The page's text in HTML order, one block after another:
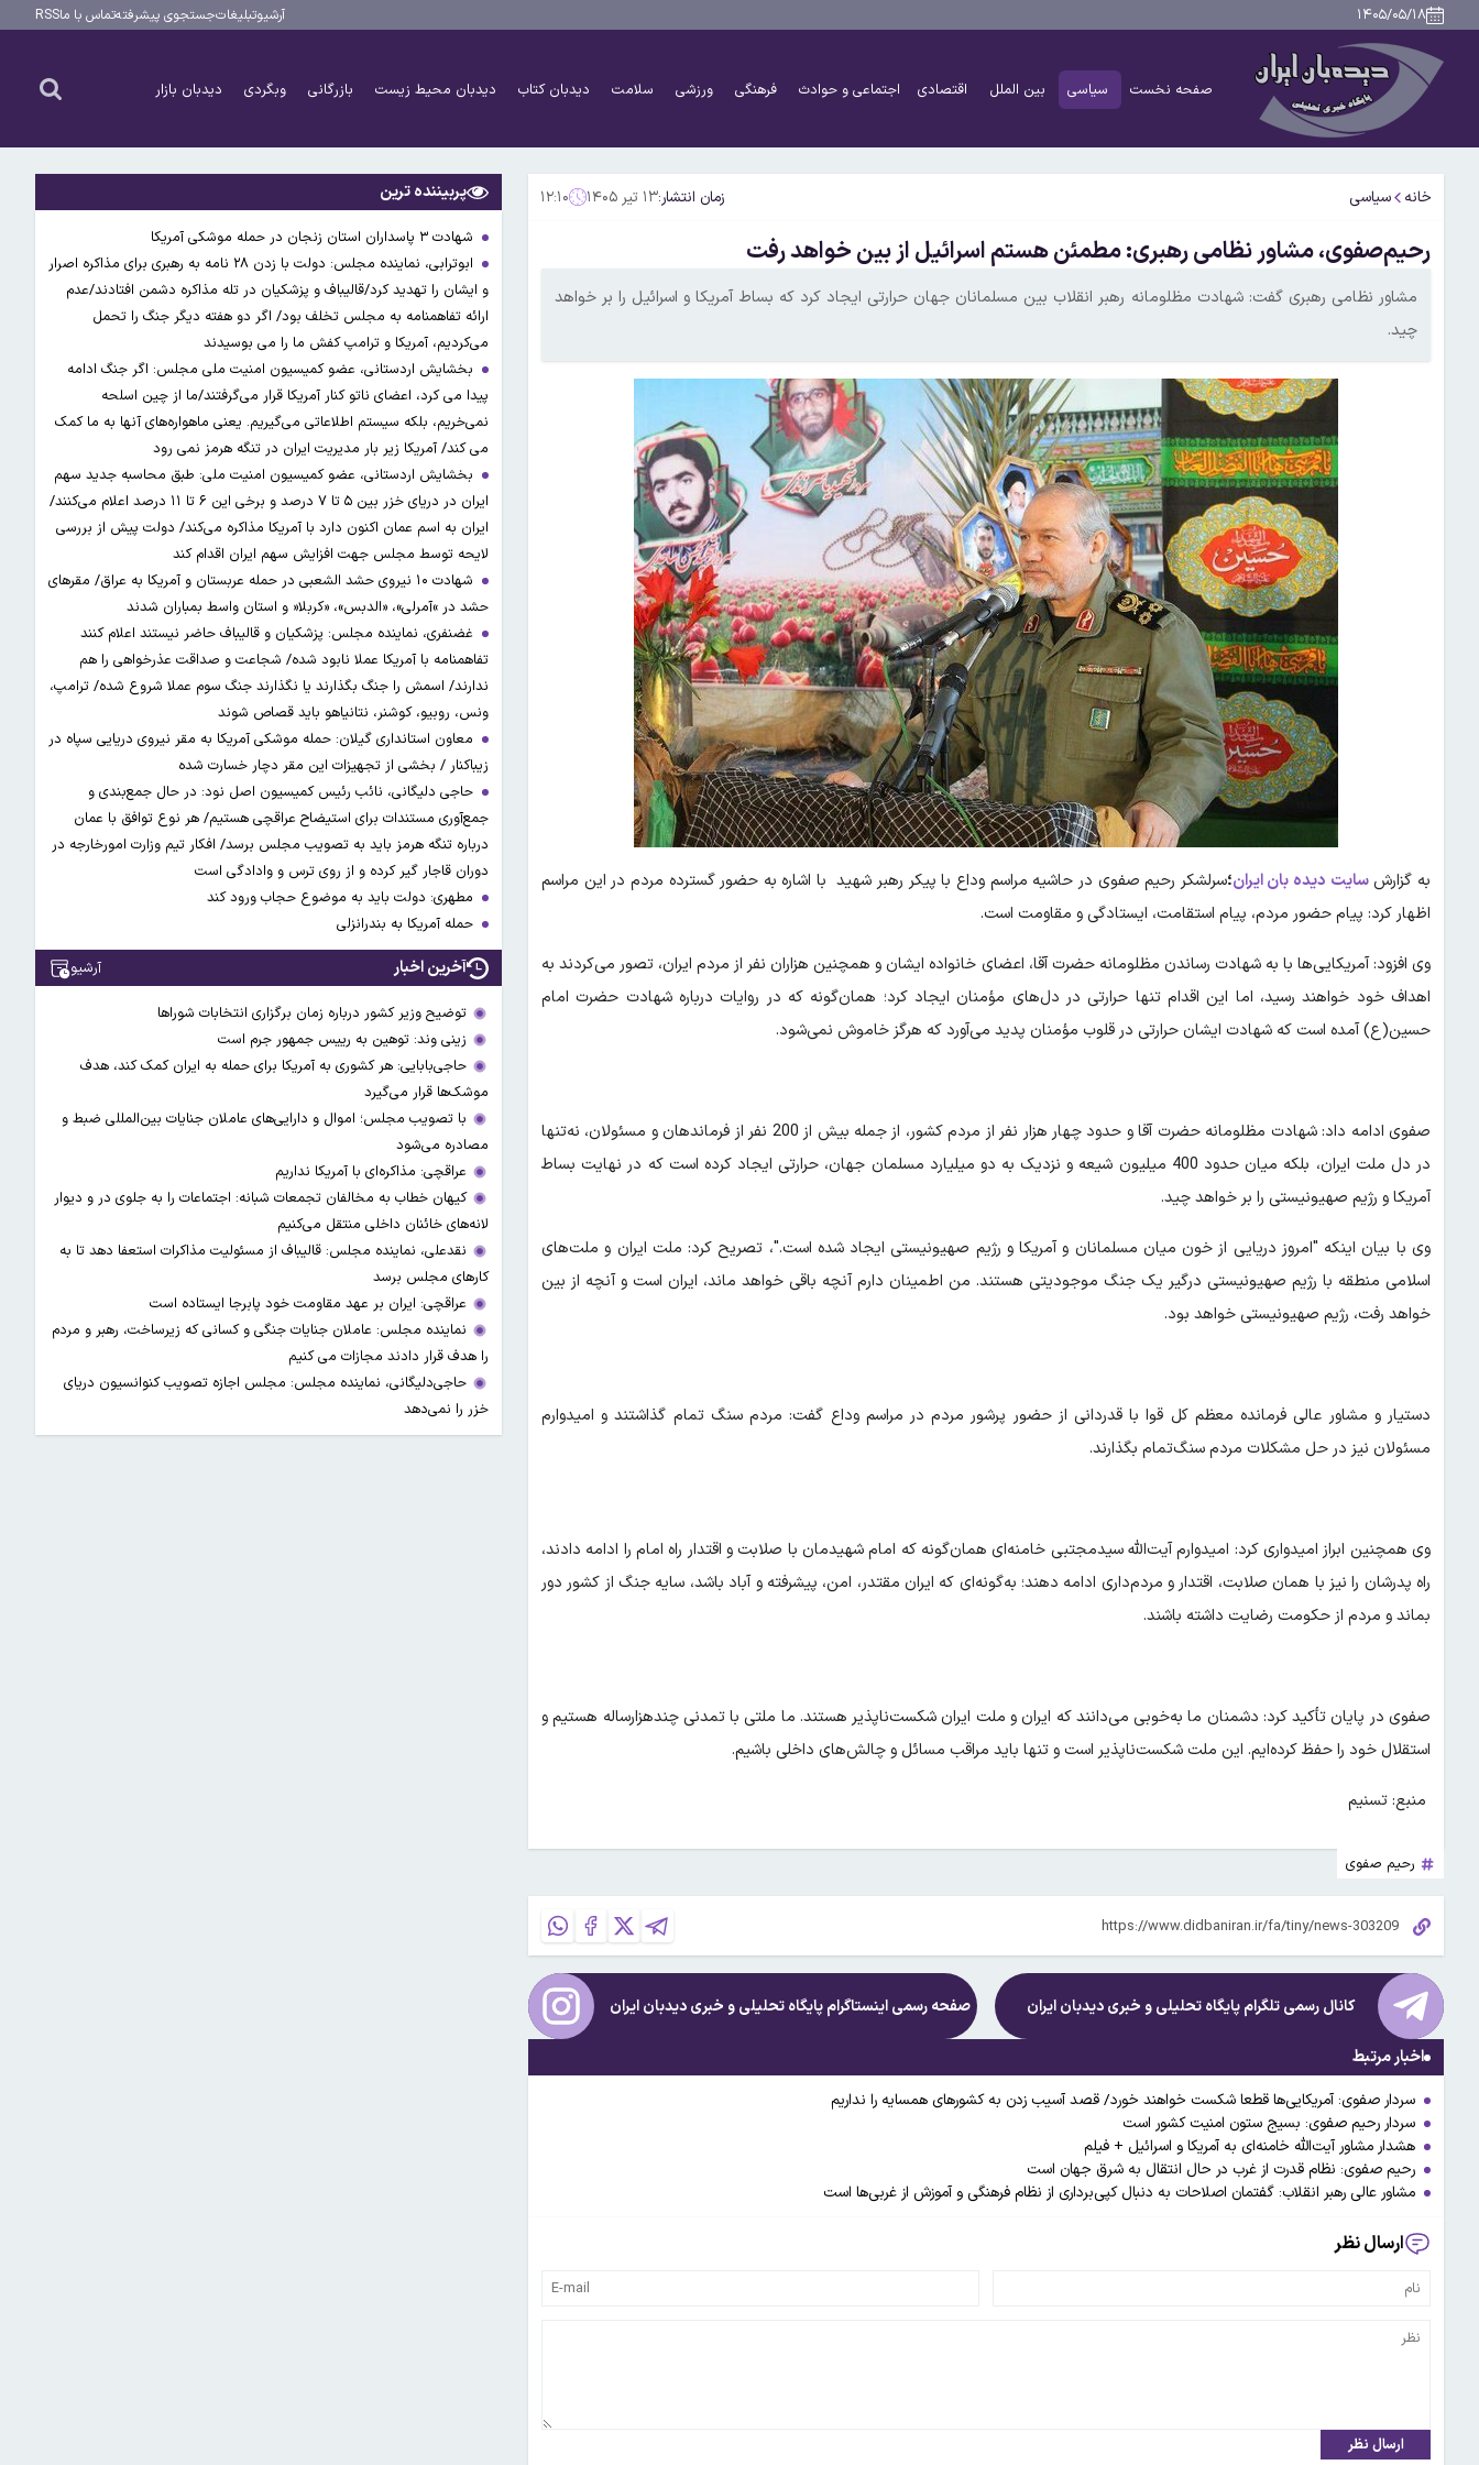
۱۴۰۵/۰۵/۱۸ آرشیوتبلیغاتجستجوی پیشرفتهتماس با ماRSS
صفحه نخست سیاسی بین الملل اقتصادی اجتماعی و حوادث فرهنگی ورزشی سلامت دیدبان کتاب دیدبان محیط زیست بازرگانی وبگردی دیدبان بازار
خانه سیاسی زمان انتشار:۱۳ تیر ۱۴۰۵ ۱۲:۱۰
رحیم‌صفوی، مشاور نظامی رهبری: مطمئن هستم اسرائیل از بین خواهد رفت
مشاور نظامی رهبری گفت: شهادت مظلومانه رهبر انقلاب بین مسلمانان جهان حرارتی ایجاد کرد که بساط آمریکا و اسرائیل را بر خواهد
چید.
به گزارشسایت دیده بان ایران؛سرلشکر رحیم صفوی در حاشیه مراسم وداع با پیکر رهبر شهید با اشاره به حضور گسترده مردم در این مراسم
اظهار کرد: پیام حضور مردم، پیام استقامت، ایستادگی و مقاومت است.
وی افزود: آمریکایی‌ها با به شهادت رساندن مظلومانه حضرت آقا، اعضای خانواده ایشان و همچنین هزاران نفر از مردم ایران، تصور می‌کردند به
اهداف خود خواهند رسید، اما این اقدام تنها حرارتی در دل‌های مؤمنان ایجاد کرد؛ همان‌گونه که در روایات درباره شهادت حضرت امام
حسین(ع) آمده است که شهادت ایشان حرارتی در قلوب مؤمنان پدید می‌آورد که هرگز خاموش نمی‌شود.
صفوی ادامه داد: شهادت مظلومانه حضرت آقا و حدود چهار هزار نفر از مردم کشور، از جمله بیش از 200 نفر از فرماندهان و مسئولان، نه‌تنها
در دل ملت ایران، بلکه میان حدود 400 میلیون شیعه و نزدیک به دو میلیارد مسلمان جهان، حرارتی ایجاد کرده است که در نهایت بساط
آمریکا و رژیم صهیونیستی را بر خواهد چید.
وی با بیان اینکه "امروز دریایی از خون میان مسلمانان و آمریکا و رژیم صهیونیستی ایجاد شده است."، تصریح کرد: ملت ایران و ملت‌های
اسلامی منطقه با رژیم صهیونیستی درگیر یک جنگ موجودیتی هستند. من اطمینان دارم آنچه باقی خواهد ماند، ایران است و آنچه از بین
خواهد رفت، رژیم صهیونیستی خواهد بود.
دستیار و مشاور عالی فرمانده معظم کل قوا با قدردانی از حضور پرشور مردم در مراسم وداع گفت: مردم سنگ تمام گذاشتند و امیدوارم
مسئولان نیز در حل مشکلات مردم سنگ‌تمام بگذارند.
وی همچنین ابراز امیدواری کرد: امیدوارم آیت‌الله سیدمجتبی خامنه‌ای همان‌گونه که امام شهیدمان با صلابت و اقتدار راه امام را ادامه دادند،
راه پدرشان را نیز با همان صلابت، اقتدار و مردم‌داری ادامه دهند؛ به‌گونه‌ای که ایران مقتدر، امن، پیشرفته و آباد باشد، سایه جنگ از کشور دور
بماند و مردم از حکومت رضایت داشته باشند.
صفوی در پایان تأکید کرد: دشمنان ما به‌خوبی می‌دانند که ایران و ملت ایران شکست‌ناپذیر هستند. ما ملتی با تمدنی چندهزارساله هستیم و
استقلال خود را حفظ کرده‌ایم. این ملت شکست‌ناپذیر است و تنها باید مراقب مسائل و چالش‌های داخلی باشیم.
منبع: تسنیم
رحیم صفوی
کانال رسمی تلگرام پایگاه تحلیلی و خبریدیدبان ایران صفحه رسمی اینستاگرام پایگاه تحلیلی و خبریدیدبان ایران
اخبار مرتبط
سردار صفوی: آمریکایی‌ها قطعا شکست خواهند خورد/ قصد آسیب زدن به کشورهای همسایه را نداریم
سردار رحیم صفوی: بسیج ستون امنیت کشور است
هشدار مشاور آیت‌الله خامنه‌ای به آمریکا و اسرائیل + فیلم
رحیم صفوی: نظام قدرت از غرب در حال انتقال به شرق جهان است
مشاور عالی رهبر انقلاب: گفتمان اصلاحات به دنبال کپی‌برداری از نظام فرهنگی و آموزش از غربی‌ها است
ارسال نظر
ارسال نظر
پربیننده ترین
شهادت ۳ ‌پاسداران استان زنجان در حمله موشکی آمریکا
ابوترابی، نماینده مجلس: دولت با زدن ۲۸ نامه به رهبری برای مذاکره اصرار
و ایشان را تهدید کرد/قالیباف و پزشکیان در تله مذاکره دشمن افتادند/عدم
ارائه تفاهمنامه به مجلس تخلف بود/ اگر دو هفته دیگر جنگ را تحمل
می‌کردیم، آمریکا و ترامپ کفش ما را می بوسیدند
بخشایش اردستانی، عضو کمیسیون امنیت ملی مجلس: اگر جنگ ادامه
پیدا می کرد، اعضای ناتو کنار آمریکا قرار می‌گرفتند/ما از چین اسلحه
نمی‌خریم، بلکه سیستم اطلاعاتی می‌گیریم. یعنی ماهواره‌های آنها به ما کمک
می کند/ آمریکا زیر بار مدیریت ایران در تنگه هرمز نمی رود
بخشایش اردستانی، عضو کمیسیون امنیت ملی: طبق محاسبه جدید سهم
ایران در دریای خزر بین ۵ تا ۷ درصد و برخی این ۶ تا ۱۱ درصد اعلام می‌کنند/
ایران به اسم عمان اکنون دارد با آمریکا مذاکره می‌کند/ دولت پیش از بررسی
لایحه توسط مجلس جهت افزایش سهم ایران اقدام کند
شهادت ۱۰ نیروی حشد الشعبی در حمله عربستان و آمریکا به عراق/ مقرهای
حشد در »آمرلی»، «الدبس»، «کربلا« و استان واسط بمباران شدند
غضنفری، نماینده مجلس: پزشکیان و قالیباف حاضر نیستند اعلام کنند
تفاهمنامه با آمریکا عملا نابود شده/ شجاعت و صداقت عذرخواهی را هم
ندارند/ اسمش را جنگ بگذارند یا نگذارند جنگ سوم عملا شروع شده/ ترامپ،
ونس، روبیو، کوشنر، نتانیاهو باید قصاص شوند
معاون استانداری گیلان: حمله موشکی آمریکا به مقر نیروی دریایی سپاه در
زیباکنار / بخشی از تجهیزات این مقر دچار خسارت شده
حاجی دلیگانی، نائب رئیس کمیسیون اصل نود: در حال جمع‌بندی و
جمع‌آوری مستندات برای استیضاح عراقچی هستیم/ هر نوع توافق با عمان
درباره تنگه هرمز باید به تصویب مجلس برسد/ افکار تیم وزارت امورخارجه در
دوران قاجار گیر کرده و از روی ترس و وادادگی است
مطهری: دولت باید به موضوع حجاب ورود کند
حمله آمریکا به بندرانزلی
آخرین اخبار آرشیو
توضیح وزیر کشور درباره زمان برگزاری انتخابات شوراها
زینی وند: توهین به رییس جمهور جرم است
حاجی‌بابایی: هر کشوری به آمریکا برای حمله به ایران کمک کند، هدف
موشک‌ها قرار می‌گیرد
با تصویب مجلس؛ اموال و دارایی‌های عاملان جنایات بین‌المللی ضبط و
مصادره می‌شود
عراقچی: مذاکره‌ای با آمریکا نداریم
کیهان خطاب به مخالفان تجمعات شبانه: اجتماعات را به جلوی در و دیوار
لانه‌های خائنان داخلی منتقل می‌کنیم
نقدعلی، نماینده مجلس: قالیباف از مسئولیت مذاکرات استعفا دهد تا به
کارهای مجلس برسد
عراقچی: ایران بر عهد مقاومت خود پابرجا ایستاده است
نماینده مجلس: عاملان جنایات جنگی و کسانی که زیرساخت‌، رهبر و مردم
را هدف قرار دادند مجازات می کنیم
حاجی‌دلیگانی، نماینده مجلس: مجلس اجازه تصویب کنوانسیون دریای
خزر را نمی‌دهد